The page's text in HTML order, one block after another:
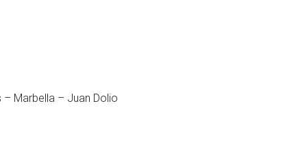
Marbella – Juan Dolio